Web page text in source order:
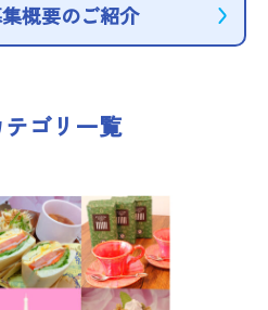
？
概要のご紹介
ゴリ一覧